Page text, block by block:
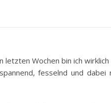
letzten Wochen bin ich wirklich
fesselnd und dabei